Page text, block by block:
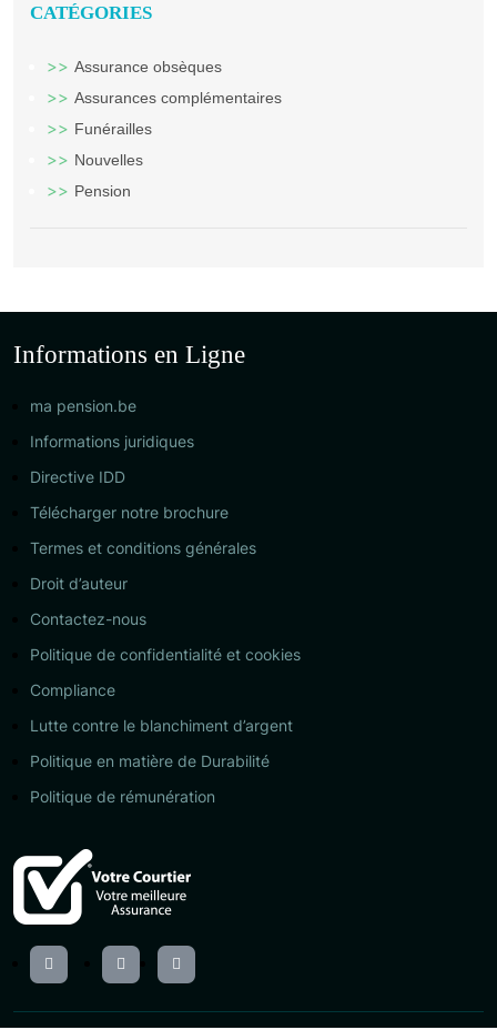
CATÉGORIES
Assurance obsèques
Assurances complémentaires
Funérailles
Nouvelles
Pension
Informations en Ligne
ma pension.be
Informations juridiques
Directive IDD
Télécharger notre brochure
Termes et conditions générales
Droit d’auteur
Contactez-nous
Politique de confidentialité et cookies
Compliance
Lutte contre le blanchiment d’argent
Politique en matière de Durabilité
Politique de rémunération